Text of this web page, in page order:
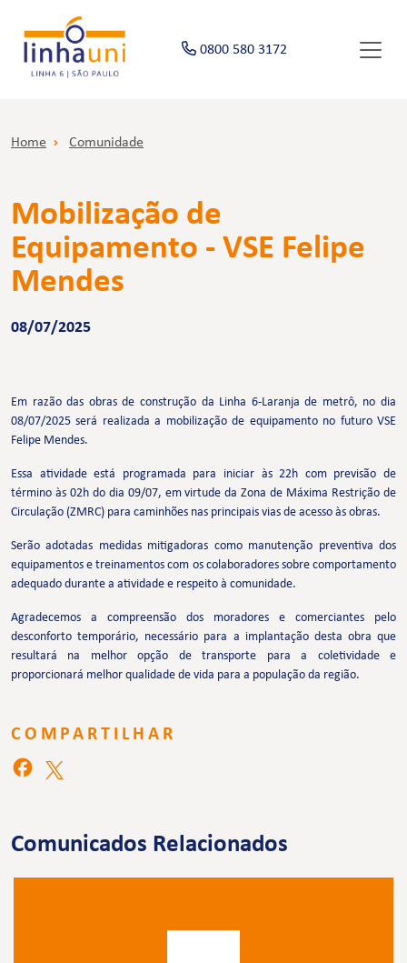
0800 580 3172
Home Comunidade
Mobilização de
Equipamento - VSE Felipe
Mendes
08/07/2025
Em razão das obras de construção da Linha 6-Laranja de metrô, no dia
08/07/2025 será realizada a mobilização de equipamento no futuro VSE
Felipe Mendes.
Essa atividade está programada para iniciar às 22h com previsão de
término às 02h do dia 09/07, em virtude da Zona de Máxima Restrição de
Circulação (ZMRC) para caminhões nas principais vias de acesso às obras.
Serão adotadas medidas mitigadoras como manutenção preventiva dos
equipamentos e treinamentos com os colaboradores sobre comportamento
adequado durante a atividade e respeito à comunidade.
Agradecemos a compreensão dos moradores e comerciantes pelo
desconforto temporário, necessário para a implantação desta obra que
resultará na melhor opção de transporte para a coletividade e
proporcionará melhor qualidade de vida para a população da região.
COMPARTILHAR
Comunicados Relacionados